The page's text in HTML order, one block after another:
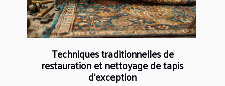
Techniques traditionnelles de
restauration et nettoyage de tapis
d'exception